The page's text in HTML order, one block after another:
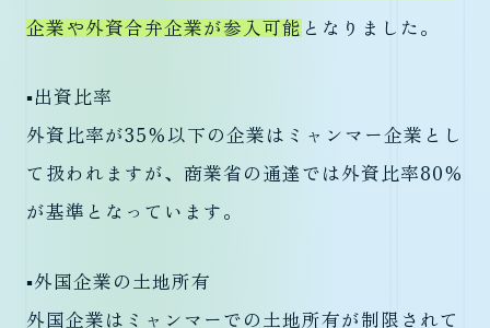
企業や外資合弁企業が参入可能 となりました。
▪️出資比率
外資比率が35％以下の企業はミャンマー企業とし
て扱われますが、商業省の通達では外資比率80％
が基準となっています。
▪️外国企業の土地所有
外国企業はミャンマーでの土地所有が制限されて